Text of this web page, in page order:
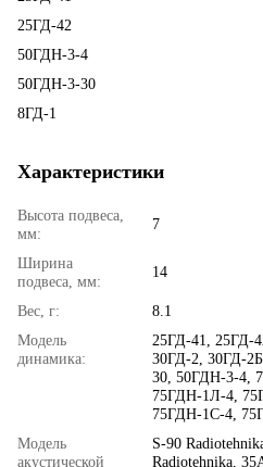
25ГД-42
50ГДН-3-4
50ГДН-3-30
8ГД-1
Характеристики
Высота подвеса,
мм:
7
Ширина
подвеса, мм:
14
Вес, г:
8.1
Модель
динамика:
25ГД-41, 25ГД-
30ГД-2, 30ГД-
30, 50ГДН-3-4,
75ГДН-1Л-4,
75ГДН-1С-4,
Модель
акустической
S‑90
Radiotehnika,